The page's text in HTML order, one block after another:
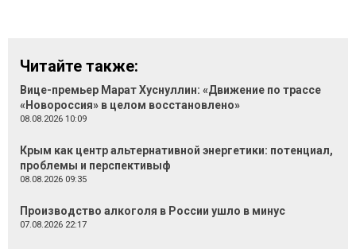
Читайте также:
Вице-премьер Марат Хуснуллин: «Движение по трассе
«Новороссия» в целом восстановлено»
08.08.2026 10:09
Крым как центр альтернативной энергетики: потенциал,
проблемы и перспективыф
08.08.2026 09:35
Производство алкоголя в России ушло в минус
07.08.2026 22:17